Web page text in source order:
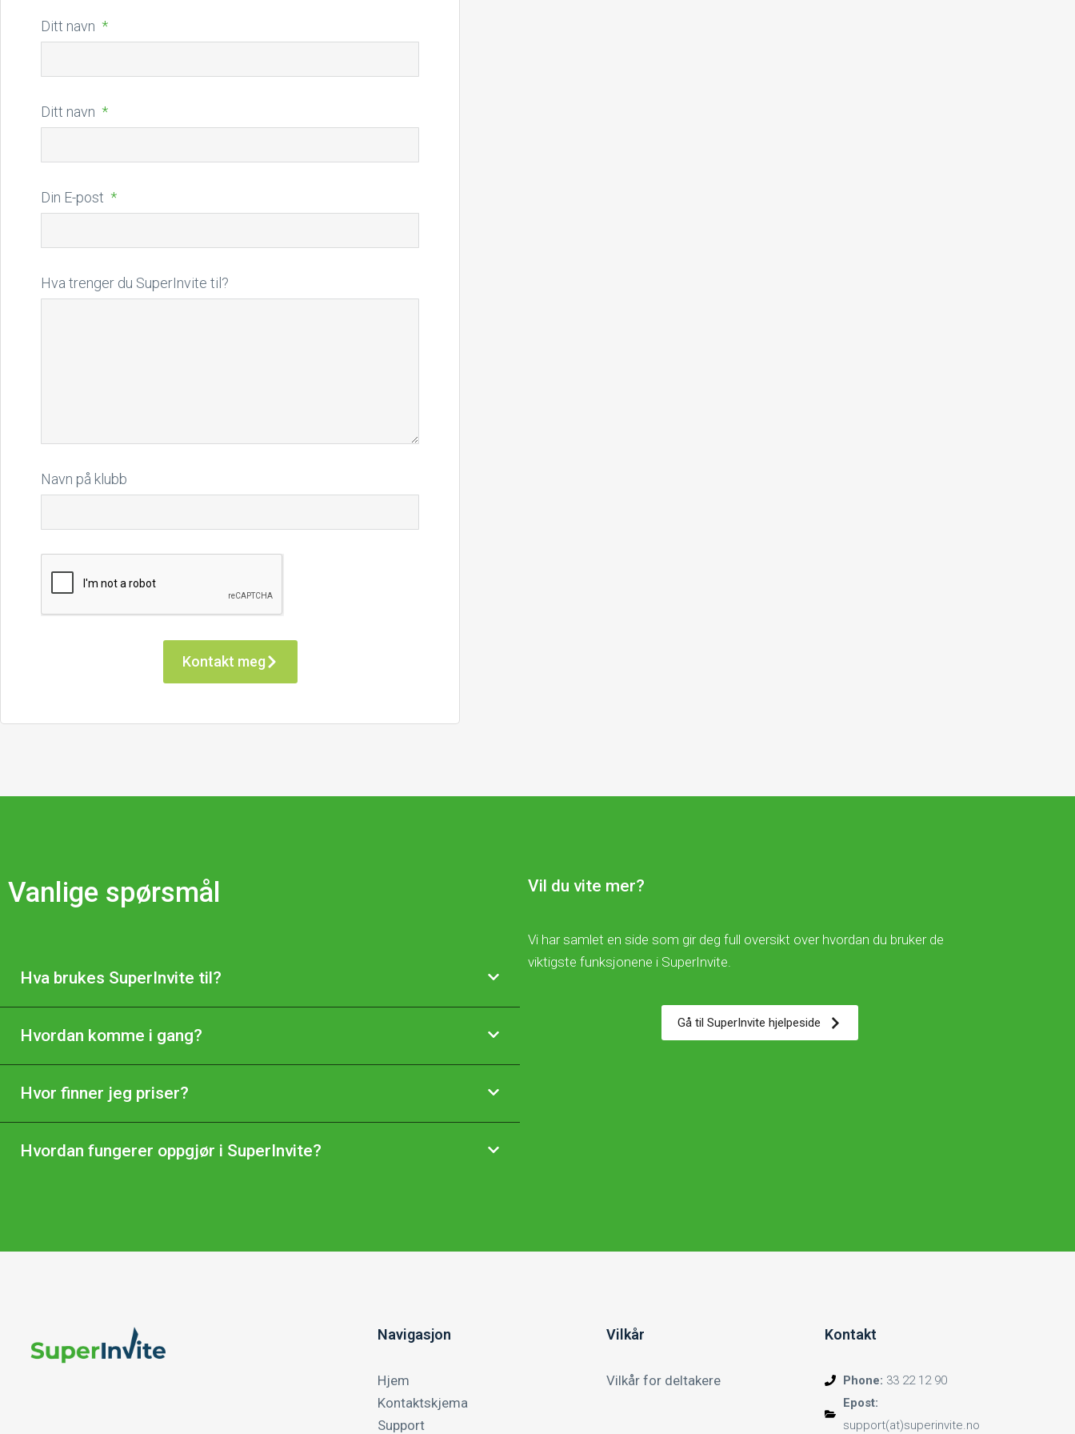
Ditt navn
Ditt navn
Din E-post
Hva trenger du SuperInvite til?
Navn på klubb
Kontakt meg
Vanlige spørsmål
Hva brukes SuperInvite til?
Hvordan komme i gang?
Hvor finner jeg priser?
Hvordan fungerer oppgjør i SuperInvite?
Vil du vite mer?
Vi har samlet en side som gir deg full oversikt over hvordan du bruker de
viktigste funksjonene i SuperInvite.
Gå til SuperInvite hjelpeside
Navigasjon
Hjem
Kontaktskjema
Support
Vilkår
Vilkår for deltakere
Kontakt
Phone: 33 22 12 90
Epost:
support(at)superinvite.no